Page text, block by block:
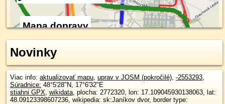
Mapa dopravy
Novinky
Viac info: aktualizovať mapu uprav v JOSM (pokročilé) -2553293
Súradnice: 48°5'28"N
17°6'32"E
stiahni GPX wikidata , plocha: 2772320, lon: 17.109045930138063, lat:
48.09123398607236, wikipedia: sk:Janíkov dvor, border type: